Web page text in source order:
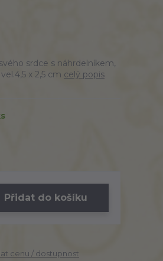
srdce s náhrdelníkem,
x 2,5 cm celý popis
Přidat do košíku
cenu / dostupnost